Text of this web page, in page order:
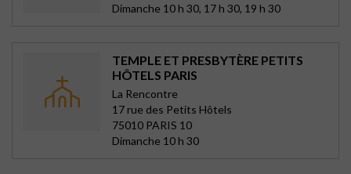
Dimanche 10 h 30, 17 h 30, 19 h 30
TEMPLE ET PRESBYTÈRE PETITS
HÔTELS PARIS
La Rencontre
17 rue des Petits Hôtels
75010 PARIS 10
Dimanche 10 h 30